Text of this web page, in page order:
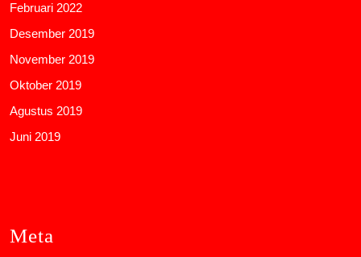
Februari 2022
Desember 2019
November 2019
Oktober 2019
Agustus 2019
Juni 2019
Meta